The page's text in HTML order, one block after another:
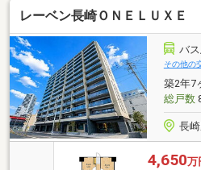
レーベン長崎ＯＮＥＬＵＸＥ
バ
その他の
築2年7
総戸数
長
4,650万